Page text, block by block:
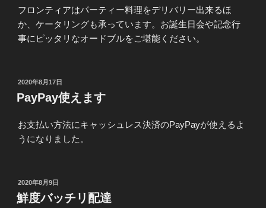
フロンティアはパーティー料理をデリバリー出来るほ
か、ケータリングも承っています。お誕生日会や記念行
事にピッタリなオードブルをご堪能ください。
投
稿
日:
2020年8月17日
PayPay使えます
お支払い方法にキャッシュレス決済のPayPayが使えるよ
うになりました。
投
稿
日:
2020年8月9日
鮮度バッチリ配達